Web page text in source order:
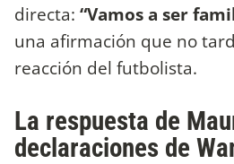
directa: “Vamos a ser
una afirmación que no
reacción del futbolista.
La respuesta de
declaraciones de